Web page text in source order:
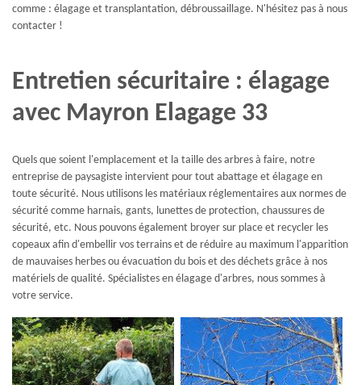
comme : élagage et transplantation, débroussaillage. N'hésitez pas à nous
contacter !
Entretien sécuritaire : élagage
avec Mayron Elagage 33
Quels que soient l'emplacement et la taille des arbres à faire, notre
entreprise de paysagiste intervient pour tout abattage et élagage en
toute sécurité. Nous utilisons les matériaux réglementaires aux normes de
sécurité comme harnais, gants, lunettes de protection, chaussures de
sécurité, etc. Nous pouvons également broyer sur place et recycler les
copeaux afin d'embellir vos terrains et de réduire au maximum l'apparition
de mauvaises herbes ou évacuation du bois et des déchets grâce à nos
matériels de qualité. Spécialistes en élagage d'arbres, nous sommes à
votre service.